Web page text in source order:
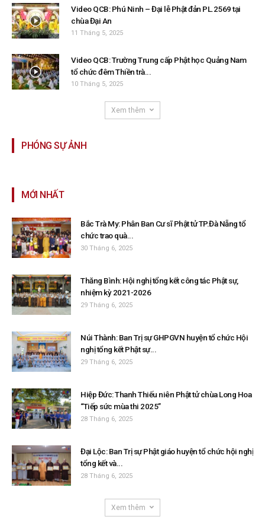
Video QCB: Phú Ninh – Đại lễ Phật đản PL.2569 tại
chùa Đại An
11 Tháng 5, 2025
Video QCB: Trường Trung cấp Phật học Quảng Nam
tổ chức đêm Thiền trà...
10 Tháng 5, 2025
Xem thêm
PHÓNG SỰ ẢNH
MỚI NHẤT
Bắc Trà My: Phân Ban Cư sĩ Phật tử TP.Đà Nẵng tổ
chức trao quà...
30 Tháng 6, 2025
Thăng Bình: Hội nghị tổng kết công tác Phật sự,
nhiệm kỳ 2021-2026
29 Tháng 6, 2025
Núi Thành: Ban Trị sự GHPGVN huyện tổ chức Hội
nghị tổng kết Phật sự...
29 Tháng 6, 2025
Hiệp Đức: Thanh Thiếu niên Phật tử chùa Long Hoa
“Tiếp sức mùa thi 2025”
28 Tháng 6, 2025
Đại Lộc: Ban Trị sự Phật giáo huyện tổ chức hội nghị
tổng kết và...
28 Tháng 6, 2025
Xem thêm